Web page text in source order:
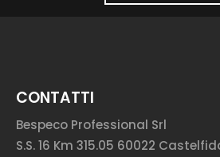
CONTATTI
Bespeco Professional Srl
S.S. 16 Km 315.05 60022